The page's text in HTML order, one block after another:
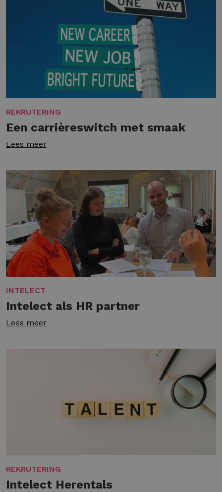
REKRUTERING
Een carrièreswitch met smaak
Lees meer
INTELECT
Intelect als HR partner
Lees meer
REKRUTERING
Intelect Herentals